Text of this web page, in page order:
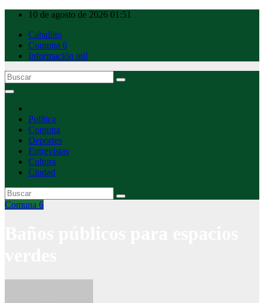
contenido
10 de agosto de 2026 01:51
Caballito
Comuna 6
Información util
Caballito Urbano
Política
Comuna
Deportes
Entrevistas
Cultura
Ciudad
Comuna 6